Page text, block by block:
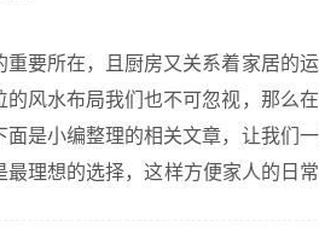
要所在，且厨房又关系着家居的
风水布局我们也不可忽视，那么
是小编整理的相关文章，让我们
理想的选择，这样方便家人的日